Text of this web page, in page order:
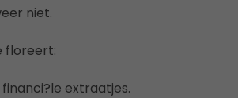
niet.
floreert:
extraatjes.